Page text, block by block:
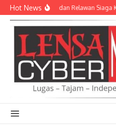
Lewati ke konten
Hot NewsTNI-Polri dan Relawan Siaga